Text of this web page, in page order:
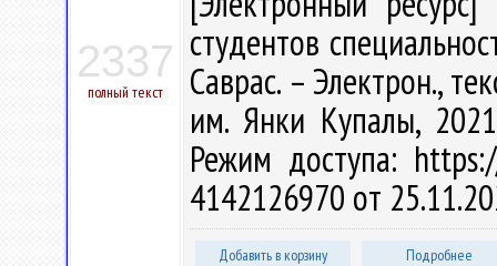
2337
полный текст
студентов
Саврас. – Электрон.,
им. Янки Купалы,
Режим доступа:
4142126970 от
Добавить в корзину Подробнее